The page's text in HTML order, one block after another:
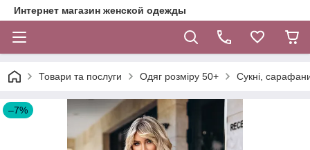
Интернет магазин женской одежды
Товари та послуги Одяг розміру 50+ Сукні,
–7%